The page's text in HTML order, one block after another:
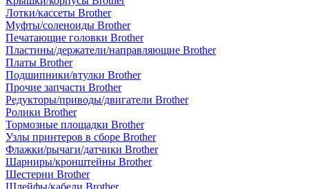
Лотки/кассеты Brother
Муфты/соленоиды Brother
Печатающие головки Brother
Пластины/держатели/направляющие Brother
Платы Brother
Подшипники/втулки Brother
Прочие запчасти Brother
Редукторы/приводы/двигатели Brother
Ролики Brother
Тормозные площадки Brother
Узлы принтеров в сборе Brother
Флажки/рычаги/датчики Brother
Шарниры/кронштейны Brother
Шестерни Brother
Шлейфы/кабели Brother